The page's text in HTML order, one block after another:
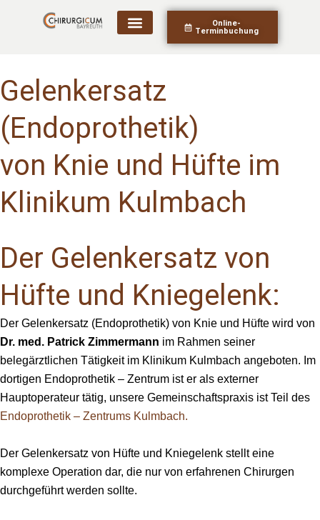
Online-
Terminbuchung
Gelenkersatz
(Endoprothetik)
von Knie und Hüfte im
Klinikum Kulmbach
Der Gelenkersatz von
Hüfte und Kniegelenk:
Der Gelenkersatz (Endoprothetik) von Knie und Hüfte wird von
Dr. med. Patrick Zimmermann im Rahmen seiner
belegärztlichen Tätigkeit im Klinikum Kulmbach angeboten. Im
dortigen Endoprothetik – Zentrum ist er als externer
Hauptoperateur tätig, unsere Gemeinschaftspraxis ist Teil des
Endoprothetik – Zentrums Kulmbach.
Der Gelenkersatz von Hüfte und Kniegelenk stellt eine
komplexe Operation dar, die nur von erfahrenen Chirurgen
durchgeführt werden sollte.